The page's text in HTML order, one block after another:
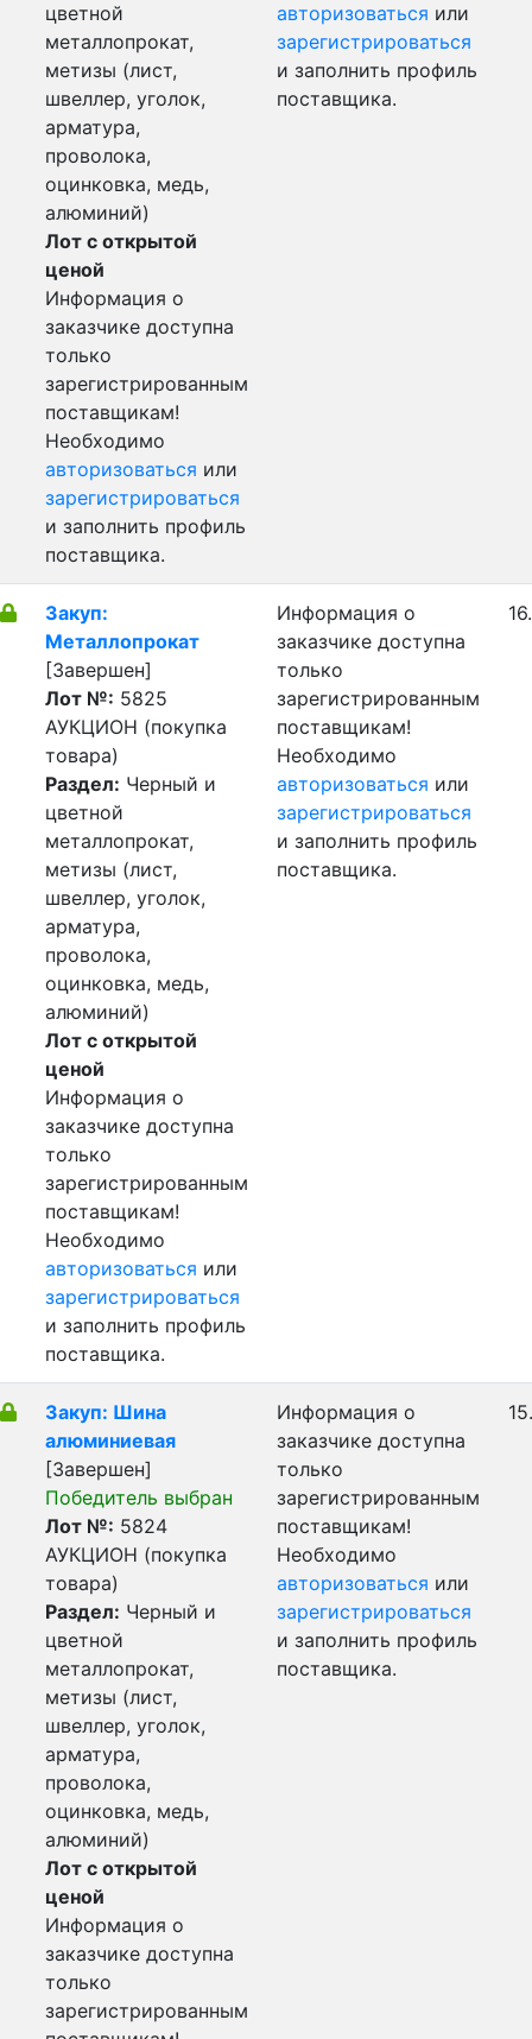
цветной
металлопрокат,
метизы (лист,
швеллер, уголок,
арматура,
проволока,
оцинковка, медь,
алюминий)
Лот с открытой
ценой
Информация о
заказчике доступна
только
зарегистрированным
поставщикам!
Необходимо
авторизоваться или
зарегистрироваться
и заполнить профиль
поставщика.
авторизоваться или
зарегистрироваться
и заполнить профиль
поставщика.
Закуп:
Металлопрокат
[Завершен]
Лот №: 5825
АУКЦИОН (покупка
товара)
Раздел: Черный и
цветной
металлопрокат,
метизы (лист,
швеллер, уголок,
арматура,
проволока,
оцинковка, медь,
алюминий)
Лот с открытой
ценой
Информация о
заказчике доступна
только
зарегистрированным
поставщикам!
Необходимо
авторизоваться или
зарегистрироваться
и заполнить профиль
поставщика.
Информация о
заказчике доступна
только
зарегистрированным
поставщикам!
Необходимо
авторизоваться или
зарегистрироваться
и заполнить профиль
поставщика.
Закуп: Шина
алюминиевая
[Завершен]
Победитель выбран
Лот №: 5824
АУКЦИОН (покупка
товара)
Раздел: Черный и
цветной
металлопрокат,
метизы (лист,
швеллер, уголок,
арматура,
проволока,
оцинковка, медь,
алюминий)
Лот с открытой
ценой
Информация о
заказчике доступна
только
зарегистрированным
Информация о
заказчике доступна
только
зарегистрированным
поставщикам!
Необходимо
авторизоваться или
зарегистрироваться
и заполнить профиль
поставщика.